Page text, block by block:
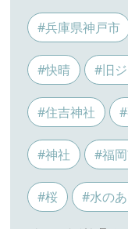
#兵庫県神戸市
#快晴 #旧
#住吉神社
#神社 #福
#桜 #水の